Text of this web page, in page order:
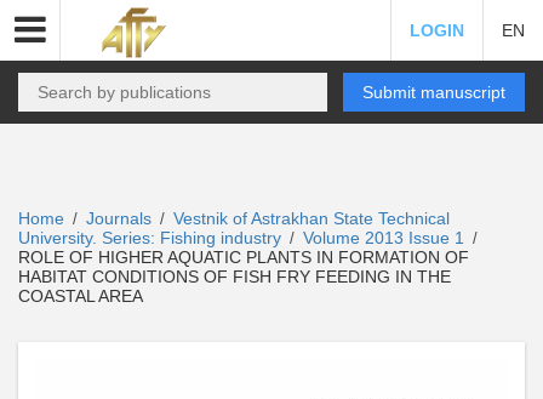
LOGIN EN
Submit manuscript
Home / Journals / Vestnik of Astrakhan State Technical
University. Series: Fishing industry / Volume 2013 Issue 1 /
ROLE OF HIGHER AQUATIC PLANTS IN FORMATION OF
HABITAT CONDITIONS OF FISH FRY FEEDING IN THE
COASTAL AREA